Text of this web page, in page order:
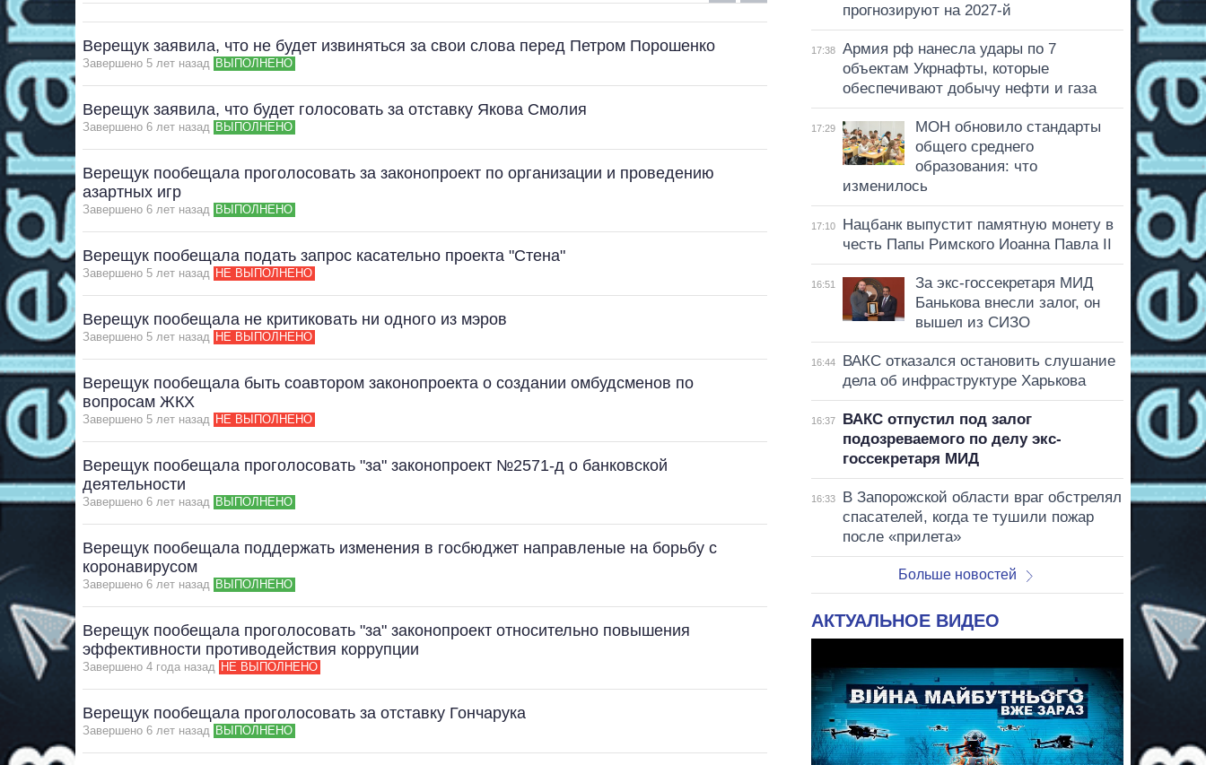
Верещук заявила, что не будет извиняться за свои слова перед Петром Порошенко
Завершено 5 лет назад ВЫПОЛНЕНО
Верещук заявила, что будет голосовать за отставку Якова Смолия
Завершено 6 лет назад ВЫПОЛНЕНО
Верещук пообещала проголосовать за законопроект по организации и проведению
азартных игр
Завершено 6 лет назад ВЫПОЛНЕНО
Верещук пообещала подать запрос касательно проекта "Стена"
Завершено 5 лет назад НЕ ВЫПОЛНЕНО
Верещук пообещала не критиковать ни одного из мэров
Завершено 5 лет назад НЕ ВЫПОЛНЕНО
Верещук пообещала быть соавтором законопроекта о создании омбудсменов по
вопросам ЖКХ
Завершено 5 лет назад НЕ ВЫПОЛНЕНО
Верещук пообещала проголосовать "за" законопроект №2571-д о банковской
деятельности
Завершено 6 лет назад ВЫПОЛНЕНО
Верещук пообещала поддержать изменения в госбюджет направленые на борьбу с
коронавирусом
Завершено 6 лет назад ВЫПОЛНЕНО
Верещук пообещала проголосовать "за" законопроект относительно повышения
эффективности противодействия коррупции
Завершено 4 года назад НЕ ВЫПОЛНЕНО
Верещук пообещала проголосовать за отставку Гончарука
Завершено 6 лет назад ВЫПОЛНЕНО
прогнозируют на 2027-й
17:38
Армия рф нанесла удары по 7
объектам Укрнафты, которые
обеспечивают добычу нефти и газа
17:29
МОН обновило стандарты
общего среднего
образования: что
изменилось
17:10
Нацбанк выпустит памятную монету в
честь Папы Римского Иоанна Павла II
16:51
За экс-госсекретаря МИД
Банькова внесли залог, он
вышел из СИЗО
16:44
ВАКС отказался остановить слушание
дела об инфраструктуре Харькова
16:37
ВАКС отпустил под залог
подозреваемого по делу экс-
госсекретаря МИД
16:33
В Запорожской области враг обстрелял
спасателей, когда те тушили пожар
после «прилета»
Больше новостей
АКТУАЛЬНОЕ ВИДЕО